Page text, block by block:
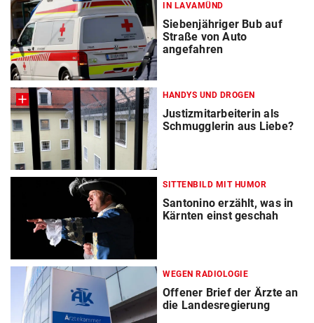
IN LAVAMÜND
Siebenjähriger Bub auf
Straße von Auto
angefahren
HANDYS UND DROGEN
Justizmitarbeiterin als
Schmugglerin aus Liebe?
SITTENBILD MIT HUMOR
Santonino erzählt, was in
Kärnten einst geschah
WEGEN RADIOLOGIE
Offener Brief der Ärzte an
die Landesregierung